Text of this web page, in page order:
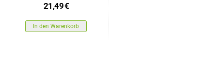
21,49€
In den Warenkorb